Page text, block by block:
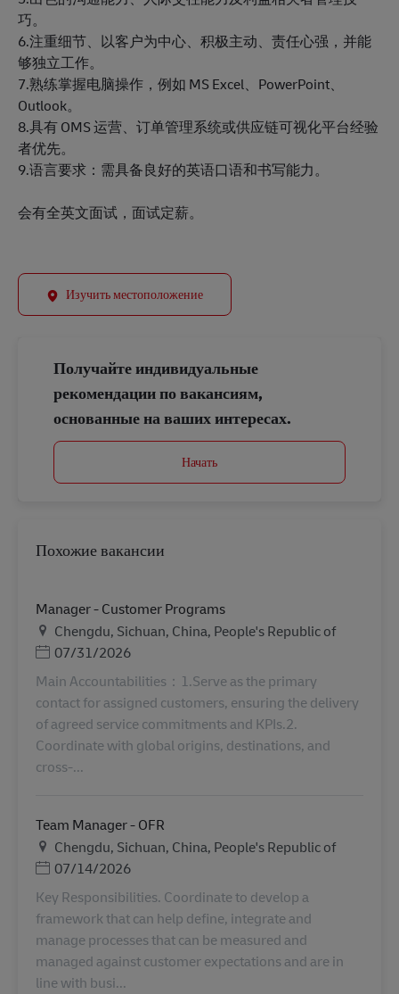
巧。
6.注重细节、以客户为中心、积极主动、责任心强，并能
够独立工作。
7.熟练掌握电脑操作，例如 MS Excel、PowerPoint、
Outlook。
8.具有 OMS 运营、订单管理系统或供应链可视化平台经验
者优先。
9.语言要求：需具备良好的英语口语和书写能力。
会有全英文面试，面试定薪。
Изучить местоположение
Получайте индивидуальные
рекомендации по вакансиям,
основанные на ваших интересах.
Начать
Похожие вакансии
Manager - Customer Programs
Местоположение
Chengdu, Sichuan, China, People's Republic of
Дата публикации
07/31/2026
Main Accountabilities：1.Serve as the primary
contact for assigned customers, ensuring the delivery
of agreed service commitments and KPIs.2.
Coordinate with global origins, destinations, and
cross-...
Team Manager - OFR
Местоположение
Chengdu, Sichuan, China, People's Republic of
Дата публикации
07/14/2026
Key Responsibilities. Coordinate to develop a
framework that can help define, integrate and
manage processes that can be measured and
managed against customer expectations and are in
line with busi...